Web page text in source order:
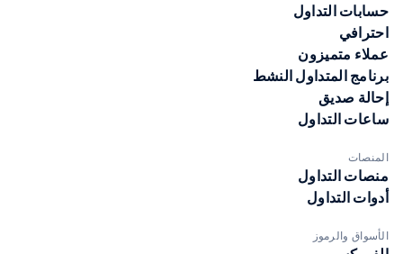
حسابات التداول
احترافي
عملاء متميزون
برنامج المتداول النشط
إحالة صديق
ساعات التداول
المنصات
منصات التداول
أدوات التداول
الأسواق والرموز